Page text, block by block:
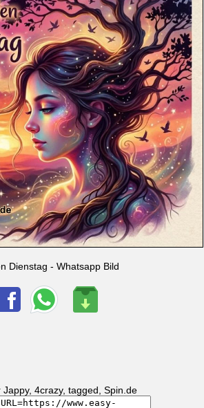
Dienstag - Whatsapp Bild
Jappy, 4crazy, tagged, Spin.de